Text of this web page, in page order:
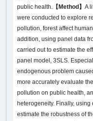
public health. 【Method】 A
were conducted to explore
pollution, forest affect
addition, using panel data
carried out to estimate the
panel model, 3SLS.
endogenous problem
more accurately evaluate
pollution on public health,
heterogeneity. Finally,
estimate the robustness of